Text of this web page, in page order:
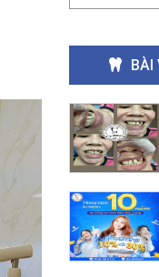
BÀI